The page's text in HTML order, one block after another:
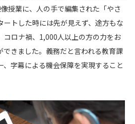
授業に、人の手で編集された「やさ
ートした時には先が見えず、途方もな
コロナ禍、1,000人以上の方の力をお
きました。義務だと言われる教育課
字幕による機会保障を実現すること